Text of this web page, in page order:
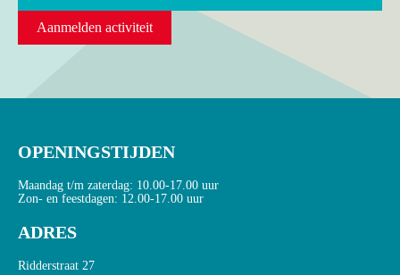
Aanmelden activiteit
OPENINGSTIJDEN
Maandag t/m zaterdag: 10.00-17.00 uur
Zon- en feestdagen: 12.00-17.00 uur
ADRES
Ridderstraat 27